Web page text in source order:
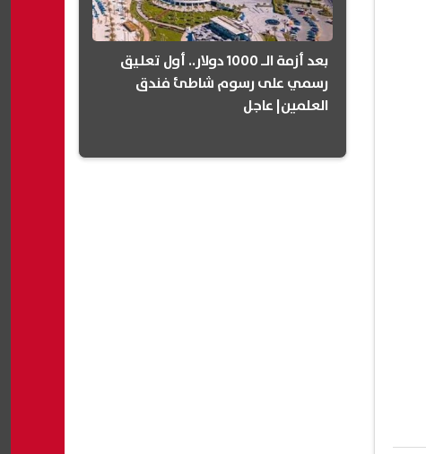
بعد أزمة الـ 1000 دولار.. أول تعليق
رسمي على رسوم شاطئ فندق
العلمين| عاجل